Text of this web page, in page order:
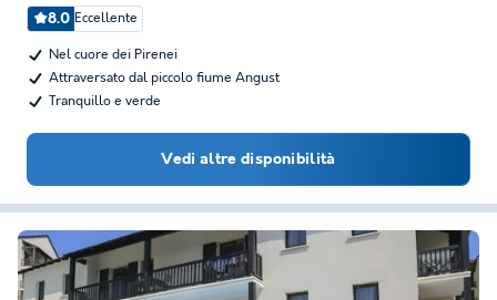
8.0 Eccellente
Nel cuore dei Pirenei
Attraversato dal piccolo fiume Angust
Tranquillo e verde
Vedi altre disponibilità